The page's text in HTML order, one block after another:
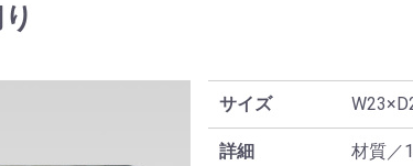
サイズ
詳細 材質／